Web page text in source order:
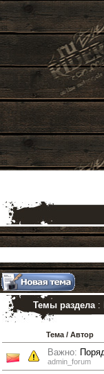
Темы раздела:
Тема / Автор
Важно:
admin_forum